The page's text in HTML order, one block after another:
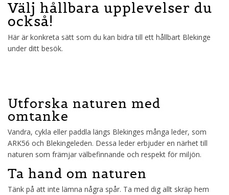
Välj hållbara upplevelser du
också!
Här är konkreta sätt som du kan bidra till ett hållbart Blekinge
under ditt besök.
Utforska naturen med
omtanke
Vandra, cykla eller paddla längs Blekinges många leder, som
ARK56 och Blekingeleden. Dessa leder erbjuder en närhet till
naturen som främjar välbefinnande och respekt för miljön.
Ta hand om naturen
Tänk på att inte lämna några spår. Ta med dig allt skräp hem